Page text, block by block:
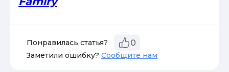
Понравилась статья? 0
Заметили ошибку? Сообщите нам